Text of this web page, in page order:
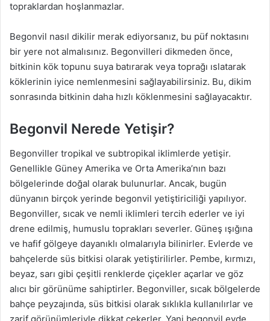
topraklardan hoşlanmazlar.
Begonvil nasıl dikilir merak ediyorsanız, bu püf noktasını
bir yere not almalısınız. Begonvilleri dikmeden önce,
bitkinin kök topunu suya batırarak veya toprağı ıslatarak
köklerinin iyice nemlenmesini sağlayabilirsiniz. Bu, dikim
sonrasında bitkinin daha hızlı köklenmesini sağlayacaktır.
Begonvil Nerede Yetişir?
Begonviller tropikal ve subtropikal iklimlerde yetişir.
Genellikle Güney Amerika ve Orta Amerika’nın bazı
bölgelerinde doğal olarak bulunurlar. Ancak, bugün
dünyanın birçok yerinde begonvil yetiştiriciliği yapılıyor.
Begonviller, sıcak ve nemli iklimleri tercih ederler ve iyi
drene edilmiş, humuslu toprakları severler. Güneş ışığına
ve hafif gölgeye dayanıklı olmalarıyla bilinirler. Evlerde ve
bahçelerde süs bitkisi olarak yetiştirilirler. Pembe, kırmızı,
beyaz, sarı gibi çeşitli renklerde çiçekler açarlar ve göz
alıcı bir görünüme sahiptirler. Begonviller, sıcak bölgelerde
bahçe peyzajında, süs bitkisi olarak sıklıkla kullanılırlar ve